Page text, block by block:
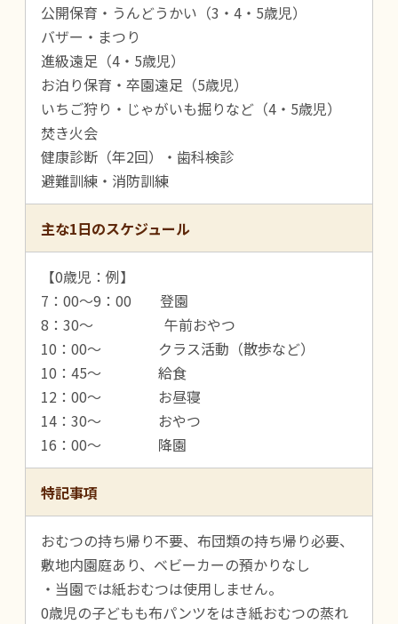
公開保育・うんどうかい（3・4・5歳児）
バザー・まつり
進級遠足（4・5歳児）
お泊り保育・卒園遠足（5歳児）
いちご狩り・じゃがいも掘りなど（4・5歳児）
焚き火会
健康診断（年2回）・歯科検診
避難訓練・消防訓練
主な1日のスケジュール
【0歳児：例】
7：00～9：00 登園
8：30～ 午前おやつ
10：00～ クラス活動（散歩など）
10：45～ 給食
12：00～ お昼寝
14：30～ おやつ
16：00～ 降園
特記事項
おむつの持ち帰り不要、布団類の持ち帰り必要、
敷地内園庭あり、ベビーカーの預かりなし
・当園では紙おむつは使用しません。
0歳児の子どもも布パンツをはき紙おむつの蒸れ